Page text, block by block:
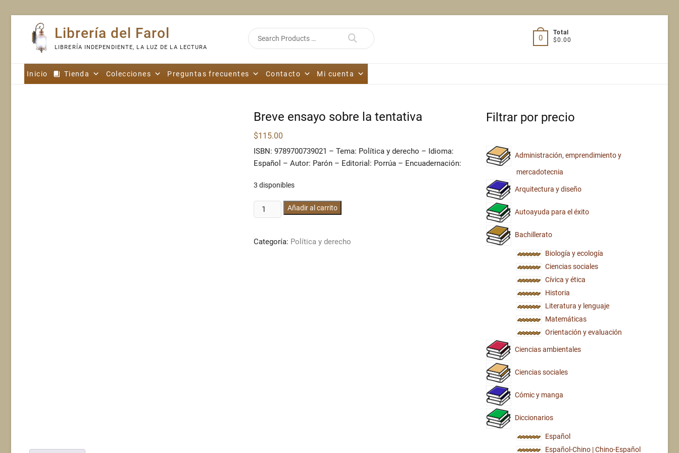
content
Librería del Farol
LIBRERÍA INDEPENDIENTE, LA LUZ DE LA LECTURA
Search
0
Total
$0.00
Inicio Tienda Colecciones Preguntas frecuentes Contacto Mi cuenta
Breve ensayo sobre la tentativa
$115.00
ISBN: 9789700739021 – Tema: Política y derecho – Idioma:
Español – Autor: Parón – Editorial: Porrúa – Encuadernación:
3 disponibles
Breve
ensayo
la
Añadir al carrito
Categoría: Política y derecho
Filtrar por precio
Administración, emprendimiento y
mercadotecnia
Arquitectura y diseño
Autoayuda para el éxito
Bachillerato
Biología y ecología
Ciencias sociales
Cívica y ética
Historia
Literatura y lenguaje
Matemáticas
Orientación y evaluación
Ciencias ambientales
Ciencias sociales
Cómic y manga
Diccionarios
Español
Español-Chino | Chino-Español